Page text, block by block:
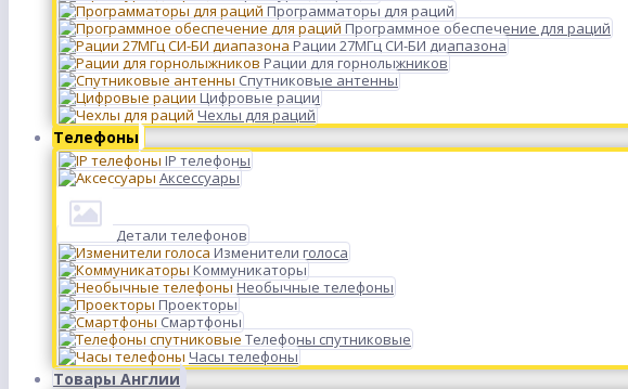
Программаторы для раций
Программное обеспечение для раций
Рации 27МГц СИ-БИ диапазона
Рации для горнолыжников
Спутниковые антенны
Цифровые рации
Чехлы для раций
Телефоны
IP телефоны
Аксессуары
Детали телефонов
Изменители голоса
Коммуникаторы
Необычные телефоны
Проекторы
Смартфоны
Телефоны спутниковые
Часы телефоны
Товары Англии